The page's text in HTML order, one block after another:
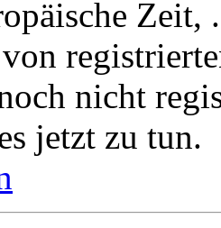
Zeit,
nicht
jetzt zu tun.